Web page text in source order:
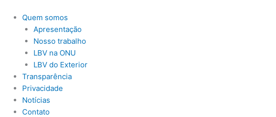
para
conteúdo
Quem somos
Apresentação
Nosso trabalho
LBV na ONU
LBV do Exterior
Transparência
Privacidade
Notícias
Contato